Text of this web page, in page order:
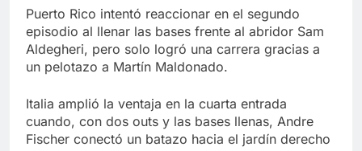
Puerto Rico intentó reaccionar en el segundo
episodio al llenar las bases frente al abridor Sam
Aldegheri, pero solo logró una carrera gracias a
un pelotazo a Martín Maldonado.
Italia amplió la ventaja en la cuarta entrada
cuando, con dos outs y las bases llenas, Andre
Fischer conectó un batazo hacia el jardín derecho